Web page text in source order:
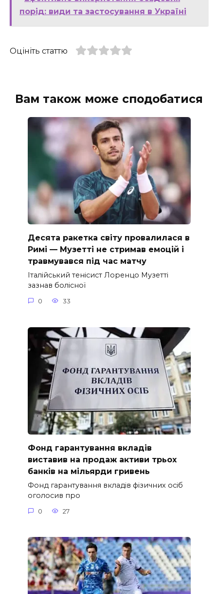
порід: види та застосування в Україні
Оцініть статтю
Вам також може сподобатися
Десята ракетка світу провалилася в
Римі — Музетті не стримав емоцій і
травмувався під час матчу
Італійський тенісист Лоренцо Музетті
зазнав болісної
0 33
Фонд гарантування вкладів
виставив на продаж активи трьох
банків на мільярди гривень
Фонд гарантування вкладів фізичних осіб
оголосив про
0 27